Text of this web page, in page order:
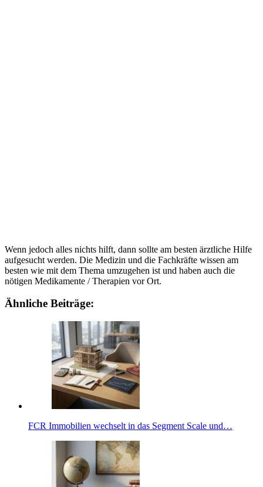
Wenn jedoch alles nichts hilft, dann sollte am besten ärztliche Hilfe
aufgesucht werden. Die Medizin und die Fachkräfte wissen am
besten wie mit dem Thema umzugehen ist und haben auch die
nötigen Medikamente / Therapien vor Ort.
Ähnliche Beiträge:
FCR Immobilien wechselt in das Segment Scale und…